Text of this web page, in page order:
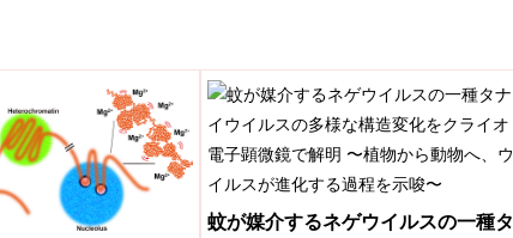
蚊が媒介するネゲウイルスの一種タ